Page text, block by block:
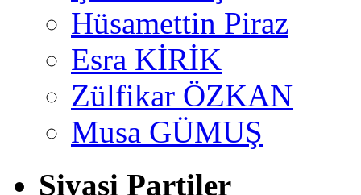
Hüsamettin Piraz
Esra KİRİK
Zülfikar ÖZKAN
Musa GÜMUŞ
Siyasi Partiler